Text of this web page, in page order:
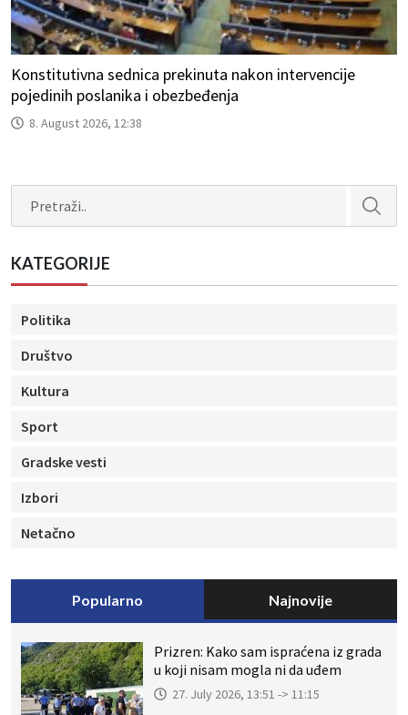
Konstitutivna sednica prekinuta nakon intervencije
pojedinih poslanika i obezbeđenja
8. August 2026, 12:38
KATEGORIJE
Politika
Društvo
Kultura
Sport
Gradske vesti
Izbori
Netačno
Popularno Najnovije
Prizren: Kako sam ispraćena iz grada
u koji nisam mogla ni da uđem
27. July 2026, 13:51 -> 11:15